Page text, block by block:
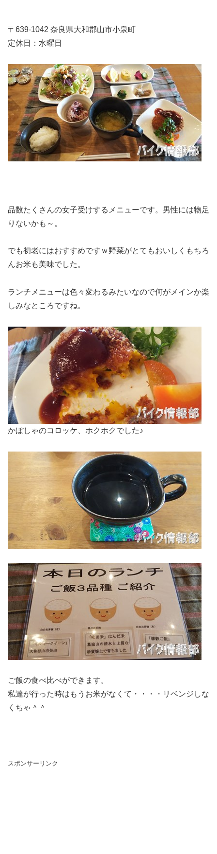
〒639-1042 奈良県大和郡山市小泉町
定休日：水曜日
品数たくさんの女子受けするメニューです。男性には物足
りないかも～。
でも初老にはおすすめですｗ野菜がとてもおいしくもちろ
んお米も美味でした。
ランチメニューは色々変わるみたいなので何がメインか楽
しみなところですね。
かぼしゃのコロッケ、ホクホクでした♪
ご飯の食べ比べができます。
私達が行った時はもうお米がなくて・・・・リベンジしな
くちゃ＾＾
スポンサーリンク